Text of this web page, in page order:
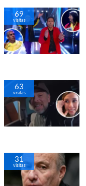
69
visitas
63
visitas
31
visitas